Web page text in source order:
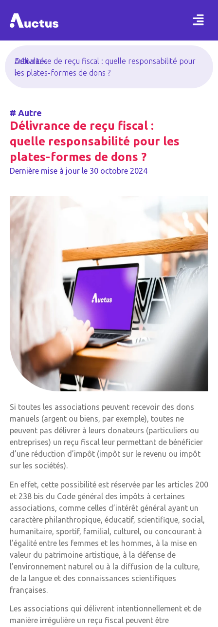
Actualités
>
Délivrance de reçu fiscal : quelle responsabilité pour
les plates-formes de dons ?
# Autre
Délivrance de reçu fiscal :
quelle responsabilité pour les
plates-formes de dons ?
Dernière mise à jour le 30 octobre 2024
Si toutes les associations peuvent recevoir des dons
manuels (argent ou biens, par exemple), toutes ne
peuvent pas délivrer à leurs donateurs (particuliers ou
entreprises) un reçu fiscal leur permettant de bénéficier
d’une réduction d’impôt (impôt sur le revenu ou impôt
sur les sociétés).
En effet, cette possibilité est réservée par les articles 200
et 238 bis du Code général des impôts à certaines
associations, comme celles d’intérêt général ayant un
caractère philanthropique, éducatif, scientifique, social,
humanitaire, sportif, familial, culturel, ou concourant à
l’égalité entre les femmes et les hommes, à la mise en
valeur du patrimoine artistique, à la défense de
l’environnement naturel ou à la diffusion de la culture,
de la langue et des connaissances scientifiques
françaises.
Les associations qui délivrent intentionnellement et de
manière irrégulière un reçu fiscal peuvent être